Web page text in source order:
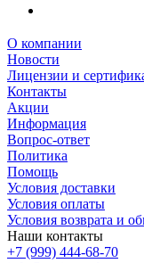
О компании
Новости
Лицензии и
Контакты
Акции
Информация
Вопрос-ответ
Политика
Помощь
Условия доставки
Условия оплаты
Условия возврата и
Наши контакты
+7 (999) 444-68-70